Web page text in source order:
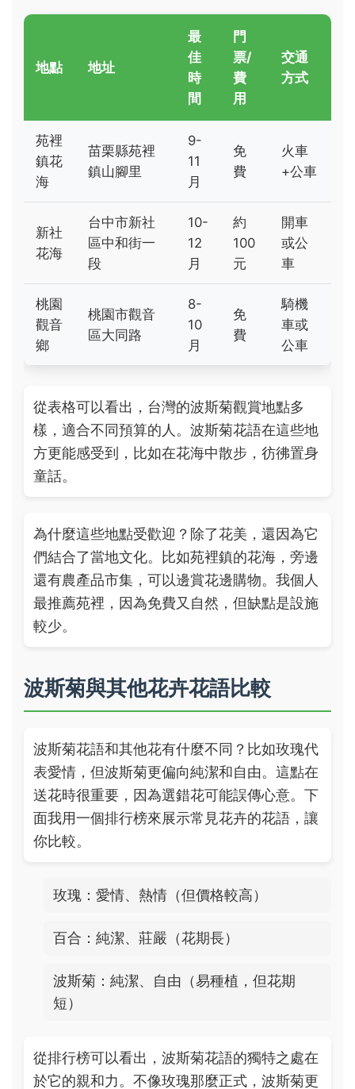
地點 地址
最
佳
時
間
門
票/
費
用
交通
方式
苑裡
鎮花
海
苗栗縣苑裡
鎮山腳里
9-
11
月
免
費
火車
+公車
新社
花海
台中市新社
區中和街一
段
10-
12
月
約
100
元
開車
或公
車
桃園
觀音
鄉
桃園市觀音
區大同路
8-
10
月
免
費
騎機
車或
公車
從表格可以看出，台灣的波斯菊觀賞地點多
樣，適合不同預算的人。波斯菊花語在這些地
方更能感受到，比如在花海中散步，彷彿置身
童話。
為什麼這些地點受歡迎？除了花美，還因為它
們結合了當地文化。比如苑裡鎮的花海，旁邊
還有農產品市集，可以邊賞花邊購物。我個人
最推薦苑裡，因為免費又自然，但缺點是設施
較少。
波斯菊與其他花卉花語比較
波斯菊花語和其他花有什麼不同？比如玫瑰代
表愛情，但波斯菊更偏向純潔和自由。這點在
送花時很重要，因為選錯花可能誤傳心意。下
面我用一個排行榜來展示常見花卉的花語，讓
你比較。
玫瑰：愛情、熱情（但價格較高）
百合：純潔、莊嚴（花期長）
波斯菊：純潔、自由（易種植，但花期
短）
從排行榜可以看出，波斯菊花語的獨特之處在
於它的親和力。不像玫瑰那麼正式，波斯菊更